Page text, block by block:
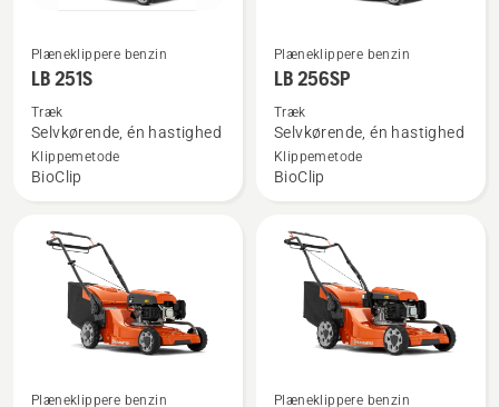
Se
flere
om
LB 251S
Plæneklippere benzin
LB 251S
Træk
Selvkørende, én hastighed
Klippemetode
BioClip
Se
flere
om
LB 256SP
Plæneklippere benzin
LB 256SP
Træk
Selvkørende, én hastighed
Klippemetode
BioClip
SePlæneklippere benzin
SePlæneklippere benzin